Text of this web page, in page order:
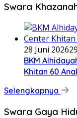
Swara
28 Juni 2026
BKM
Khitan 60
Selengkapnya
Swara Gaya